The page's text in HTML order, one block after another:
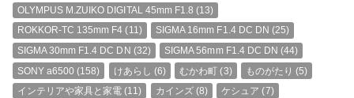
OLYMPUS M.ZUIKO DIGITAL 45mm F1.8 (13)
ROKKOR-TC 135mm F4 (11) SIGMA 16mm F1.4 DC DN (25)
SIGMA 30mm F1.4 DC DN (32) SIGMA 56mm F1.4 DC DN (44)
SONY a6500 (158) けあらし (6) むかわ町 (3) ものがたり (5)
インテリアや家具と家電 (11) カインズ(8) ケシュア (7)